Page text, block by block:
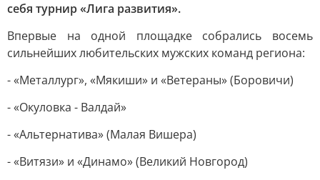
себя турнир «Лига развития».
Впервые на одной площадке собрались восемь
сильнейших любительских мужских команд региона:
- «Металлург», «Мякиши» и «Ветераны» (Боровичи)
- «Окуловка - Валдай»
- «Альтернатива» (Малая Вишера)
- «Витязи» и «Динамо» (Великий Новгород)